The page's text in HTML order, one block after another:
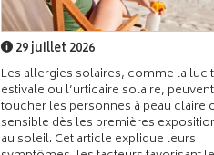
29 juillet 2026
Les allergies solaires, comme la
estivale ou l’urticaire solaire, peuvent
toucher les personnes à peau claire
sensible dès les premières
au soleil. Cet article explique leurs